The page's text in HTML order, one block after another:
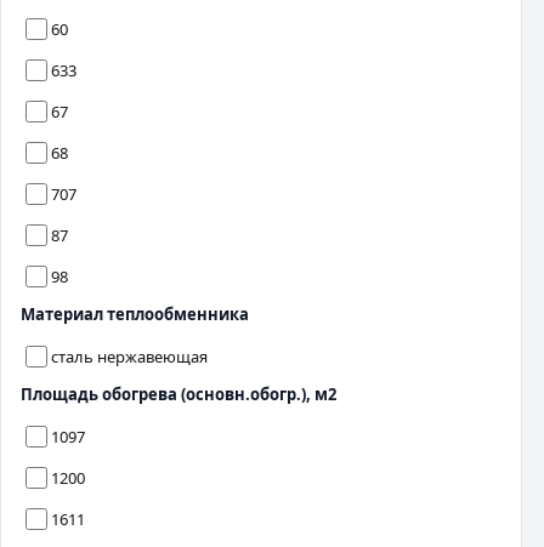
60
633
67
68
707
87
98
Материал теплообменника
сталь нержавеющая
Площадь обогрева (основн.обогр.), м2
1097
1200
1611